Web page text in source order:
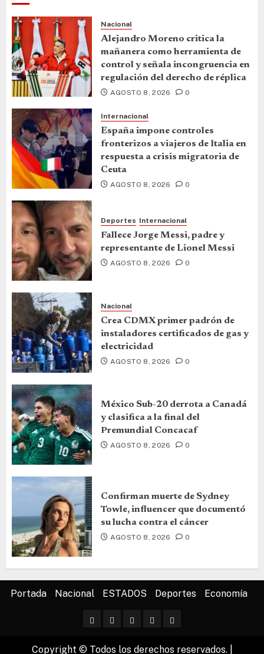
Nacional
Alejandro Moreno critica la
mañanera como herramienta de
control y señala incongruencia en
regulación del derecho de réplica
AGOSTO 8, 2026 0
Internacional
España impone controles
fronterizos a viajeros de Italia en
respuesta a crisis migratoria de
Ceuta
AGOSTO 8, 2026 0
Deportes Internacional
Fallece Jorge Messi, padre y
representante de Lionel Messi
AGOSTO 8, 2026 0
Nacional
Crea CDMX primer padrón de
instaladores certificados de gas y
electricidad
AGOSTO 8, 2026 0
México Sub-20 derrota a Canadá
y clasifica a la final del
Premundial Concacaf
AGOSTO 8, 2026 0
Confirman muerte de Sydney
Towle, influencer que documentó
su lucha contra el cáncer
AGOSTO 8, 2026 0
Portada Nacional ESTADOS Deportes Economía
Copyright © Todos los derechos reservados.